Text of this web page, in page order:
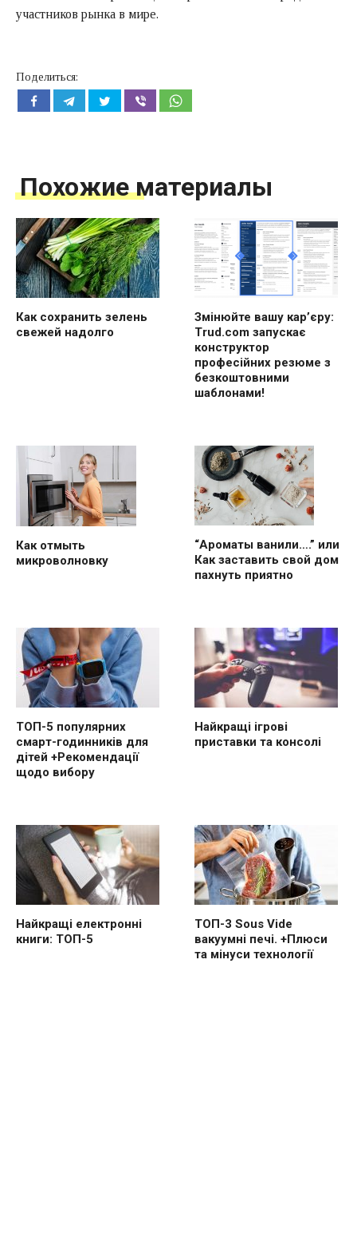
участников рынка в мире.
Поделиться:
Похожие материалы
Как сохранить зелень
свежей надолго
Змінюйте вашу кар’єру:
Trud.com запускає
конструктор
професійних резюме з
безкоштовними
шаблонами!
Как отмыть
микроволновку
“Ароматы ванили….” или
Как заставить свой дом
пахнуть приятно
ТОП-5 популярних
смарт-годинників для
дітей +Рекомендації
щодо вибору
Найкращі ігрові
приставки та консолі
Найкращі електронні
книги: ТОП-5
ТОП-3 Sous Vide
вакуумні печі. +Плюси
та мінуси технології